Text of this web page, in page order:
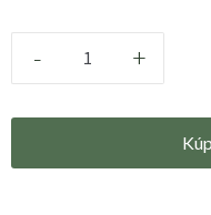
- +